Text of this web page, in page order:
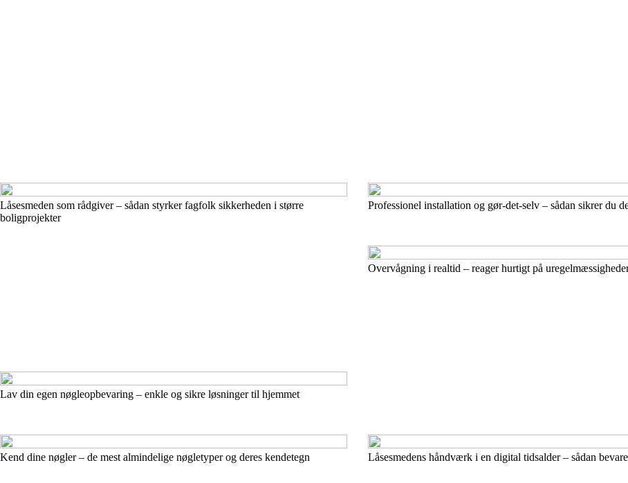
Låsesmeden som rådgiver – sådan styrker fagfolk sikkerheden i større
boligprojekter
Lav din egen nøgleopbevaring – enkle og sikre løsninger til hjemmet
Professionel installation og gør-det-selv – sådan sikrer du
Overvågning i realtid – reager hurtigt på
Kend dine nøgler – de mest almindelige nøgletyper og deres kendetegn Låsesmedens håndværk i en digital tidsalder – sådan